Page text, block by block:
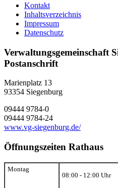
Kontakt
Inhaltsverzeichnis
Impressum
Datenschutz
Verwaltungsgemeinschaft
Postanschrift
Marienplatz 13
93354 Siegenburg
09444 9784-0
09444 9784-24
www.vg-siegenburg.de/
Öffnungszeiten Rathaus
Montag
08:00 - 12:00 Uhr